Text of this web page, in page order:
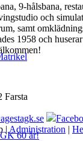
60 år!
9-hålsbana,
och
samt
1958 och
Farsta
| Administration |